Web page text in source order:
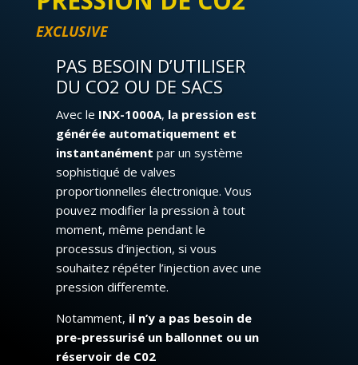
EXCLUSIVE
PAS BESOIN D’UTILISER
DU CO2 OU DE SACS
Avec le INX-1000A, la pression est
générée automatiquement et
instantanément par un système
sophistiqué de valves
proportionnelles électronique. Vous
pouvez modifier la pression à tout
moment, même pendant le
processus d’injection, si vous
souhaitez répéter l’injection avec une
pression differemte.
Notamment, il n’y a pas besoin de
pre-pressurisé un ballonnet ou un
réservoir de C02